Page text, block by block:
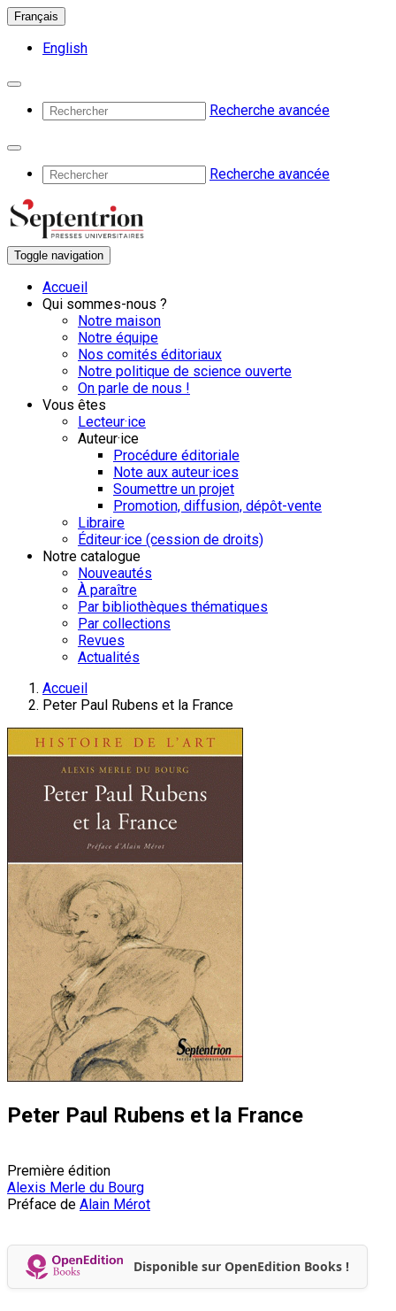
Français
English
Recherche avancée
Recherche avancée
Toggle navigation
Accueil
Qui sommes-nous ?
Notre maison
Notre équipe
Nos comités éditoriaux
Notre politique de science ouverte
On parle de nous !
Vous êtes
Lecteur·ice
Auteur·ice
Procédure éditoriale
Note aux auteur·ices
Soumettre un projet
Promotion, diffusion, dépôt-vente
Libraire
Éditeur·ice (cession de droits)
Notre catalogue
Nouveautés
À paraître
Par bibliothèques thématiques
Par collections
Revues
Actualités
Accueil
Peter Paul Rubens et la France
Peter Paul Rubens et la France
Première édition
Alexis Merle du Bourg
Préface de Alain Mérot
Disponible sur OpenEdition Books !